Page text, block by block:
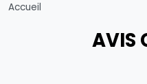
Accueil
AVIS